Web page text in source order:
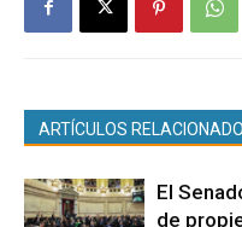
ARTÍCULOS
El
de